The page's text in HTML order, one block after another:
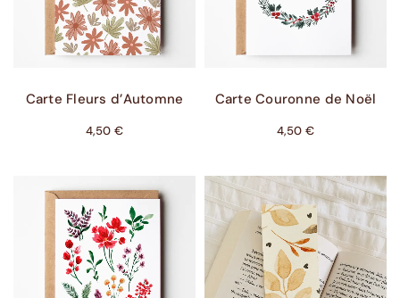
Ajouter Au Panier
Carte Fleurs d’Automne
4,50€
Ajouter Au Panier
Carte Couronne de Noël
4,50€